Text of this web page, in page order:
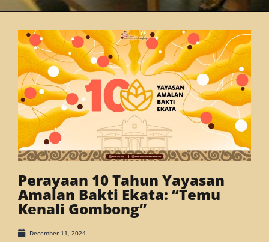
Perayaan 10 Tahun Yayasan
Amalan Bakti Ekata: “Temu
Kenali Gombong”
December 11, 2024